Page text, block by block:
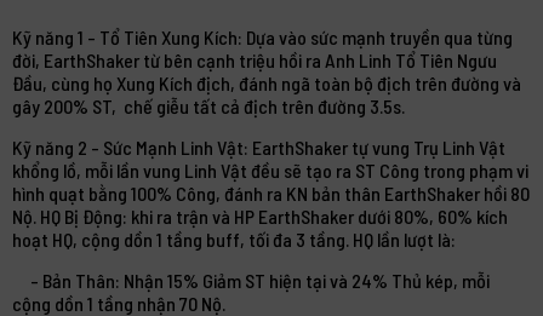
Kỹ năng 1 - Tổ Tiên Xung Kích: Dựa vào sức mạnh truyền qua từng
đời, EarthShaker từ bên cạnh triệu hồi ra Anh Linh Tổ Tiên Ngưu
Đầu, cùng họ Xung Kích địch, đánh ngã toàn bộ địch trên đường và
gây 200% ST, chế giễu tất cả địch trên đường 3.5s.
Kỹ năng 2 - Sức Mạnh Linh Vật: EarthShaker tự vung Trụ Linh Vật
khổng lồ, mỗi lần vung Linh Vật đều sẽ tạo ra ST Công trong phạm vi
hình quạt bằng 100% Công, đánh ra KN bản thân EarthShaker hồi 80
Nộ. HQ Bị Động: khi ra trận và HP EarthShaker dưới 80%, 60% kích
hoạt HQ, cộng dồn 1 tầng buff, tối đa 3 tầng. HQ lần lượt là:
- Bản Thân: Nhận 15% Giảm ST hiện tại và 24% Thủ kép, mỗi
cộng dồn 1 tầng nhận 70 Nộ.